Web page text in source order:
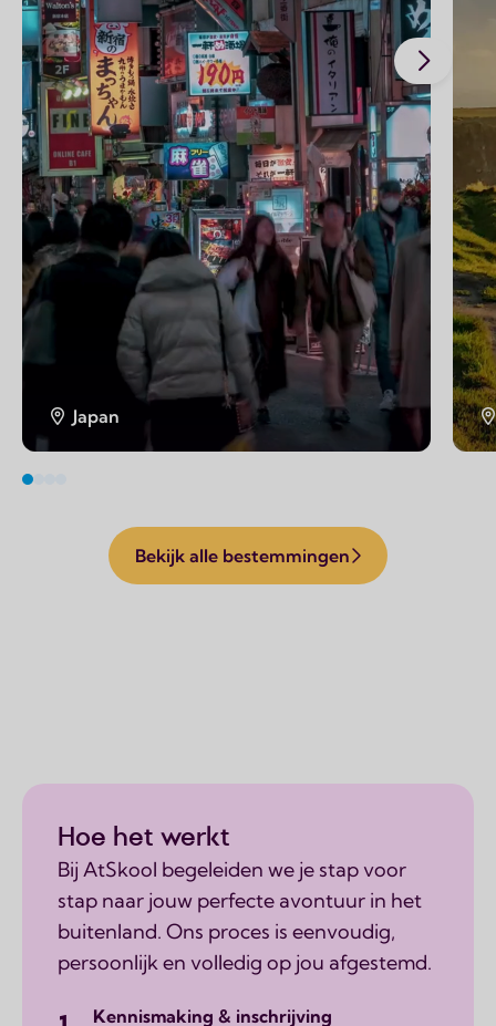
Japan
Bekijk alle bestemmingen
Hoe het werkt
Bij AtSkool begeleiden we je stap voor
stap naar jouw perfecte avontuur in het
buitenland. Ons proces is eenvoudig,
persoonlijk en volledig op jou afgestemd.
Kennismaking & inschrijving